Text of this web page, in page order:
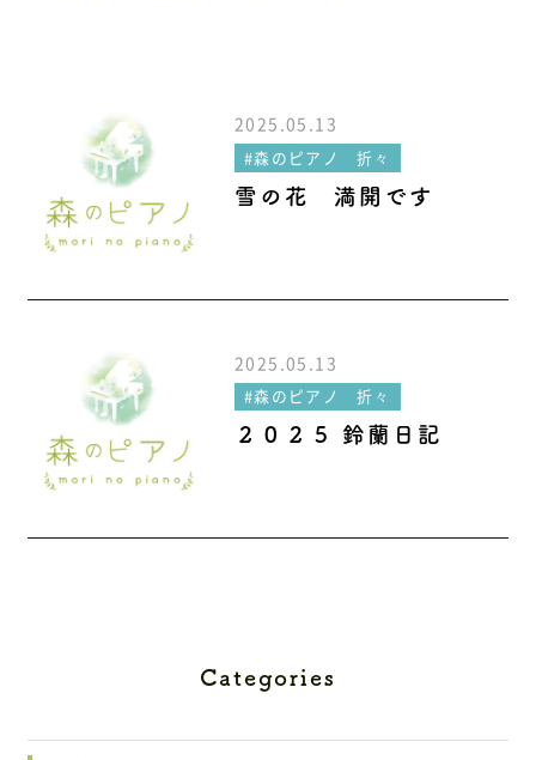
2025.05.13
#森のピアノ 折々
雪の花 満開です
2025.05.13
#森のピアノ 折々
２０２５ 鈴蘭日記
Categories